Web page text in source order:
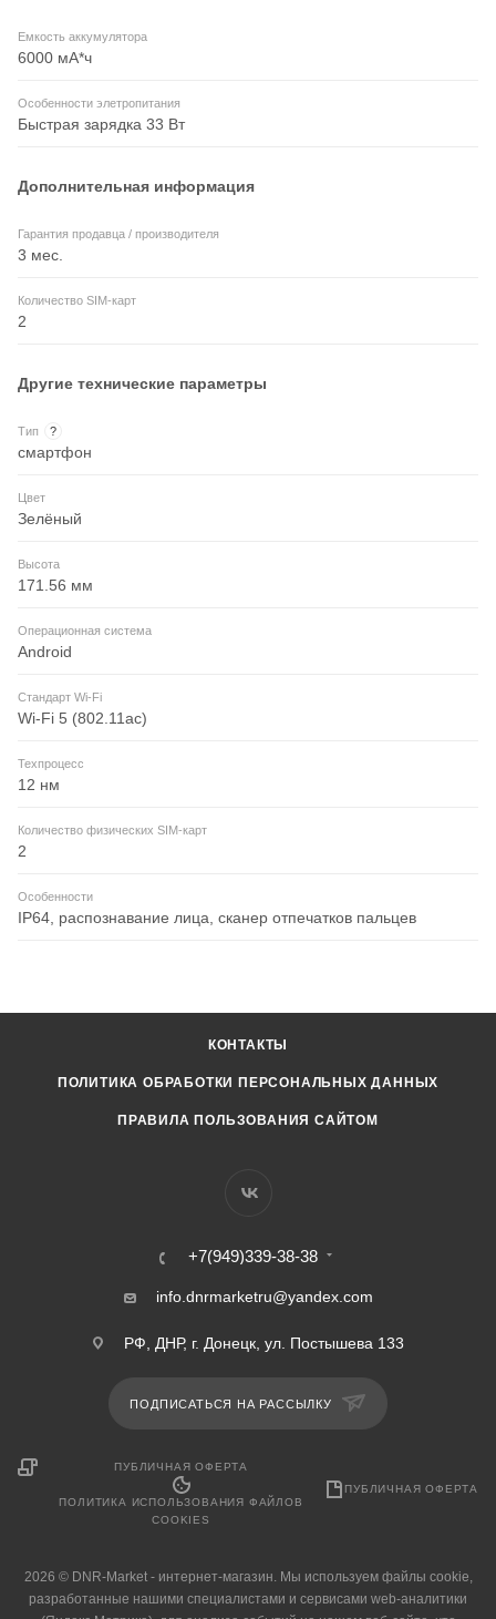
Емкость аккумулятора
6000 мА*ч
Особенности элетропитания
Быстрая зарядка 33 Вт
Дополнительная информация
Гарантия продавца / производителя
3 мес.
Количество SIM-карт
2
Другие технические параметры
Тип ?
смартфон
Цвет
Зелёный
Высота
171.56 мм
Операционная система
Android
Стандарт Wi-Fi
Wi-Fi 5 (802.11ac)
Техпроцесс
12 нм
Количество физических SIM-карт
2
Особенности
IP64, распознавание лица, сканер отпечатков пальцев
КОНТАКТЫ
ПОЛИТИКА ОБРАБОТКИ ПЕРСОНАЛЬНЫХ ДАННЫХ
ПРАВИЛА ПОЛЬЗОВАНИЯ САЙТОМ
+7(949)339-38-38
info.dnrmarketru@yandex.com
РФ, ДНР, г. Донецк, ул. Постышева 133
ПОДПИСАТЬСЯ НА РАССЫЛКУ
ПУБЛИЧНАЯ ОФЕРТА
ПОЛИТИКА ИСПОЛЬЗОВАНИЯ ФАЙЛОВ
COOKIES
ПУБЛИЧНАЯ ОФЕРТА
2026 © DNR-Market - интернет-магазин. Мы используем файлы cookie,
разработанные нашими специалистами и сервисами web-аналитики